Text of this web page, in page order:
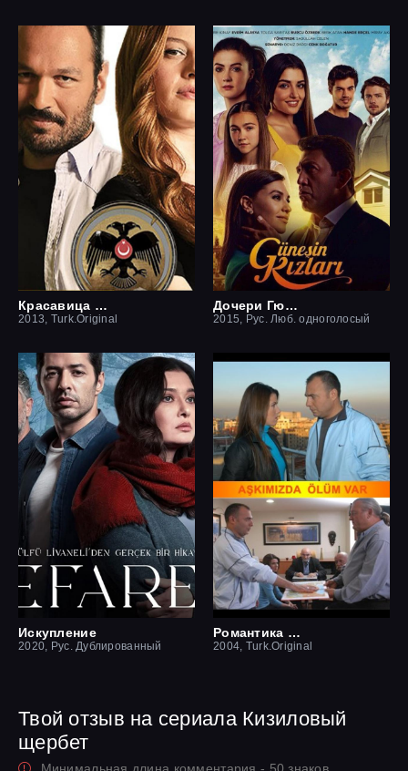
Красавица и чудовище
2013, Turk.Original
Дочери Гюнеш
2015, Рус. Люб. одноголосый
Искупление
2020, Рус. Дублированный
Романтика смерти
2004, Turk.Original
Твой отзыв на сериала Кизиловый
щербет